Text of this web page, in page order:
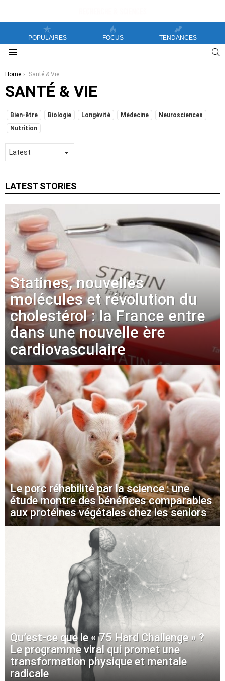
POPULAIRES FOCUS TENDANCES
You are here:
Home Santé & Vie
SANTÉ & VIE
SUBTERMS
Bien-être Biologie Longévité Médecine
Neurosciences
Nutrition
LATEST STORIES
Statines, nouvelles
molécules et révolution du
cholestérol : la France entre
dans une nouvelle ère
cardiovasculaire
Le porc réhabilité par la science : une
étude montre des bénéfices comparables
aux protéines végétales chez les seniors
Qu’est-ce que le « 75 Hard Challenge » ?
Le programme viral qui promet une
transformation physique et mentale
radicale